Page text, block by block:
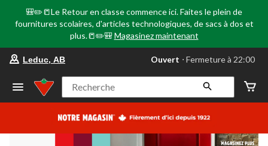
🎒✏️📒Le Retour en classe commence ici. Faites le plein de
fournitures scolaires, d'articles technologiques, de sacs à dos et
plus.📒✏️🎒 Magasinez maintenant
votre
préféré
Leduc,
AB,
courament
Fermeture
Leduc, AB Ouvert ⋅ Fermeture à 22:00
Recherche